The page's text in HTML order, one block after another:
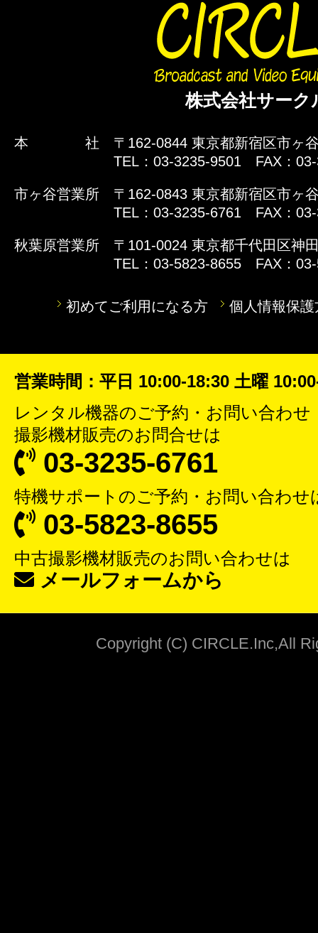
株式会社サーク
本 社
〒162-0844 東京都新宿区市ヶ
TEL：03-3235-9501 FAX：
市ヶ谷営業所
〒162-0843 東京都新宿区市ヶ
TEL：03-3235-6761 FAX：
秋葉原営業所
〒101-0024 東京都千代田区神
TEL：03-5823-8655 FAX：
初めてご利用になる方 個人情報保護
営業時間：平日 10:00-18:30 土曜
レンタル機器のご予約・お問い合わせ
撮影機材販売のお問合せは
03-3235-6761
特機サポート のご予約・お問い合わせ
03-5823-8655
中古撮影機材販売のお問い合わせは
メールフォームから
Copyright (C) CIRCLE.Inc,All